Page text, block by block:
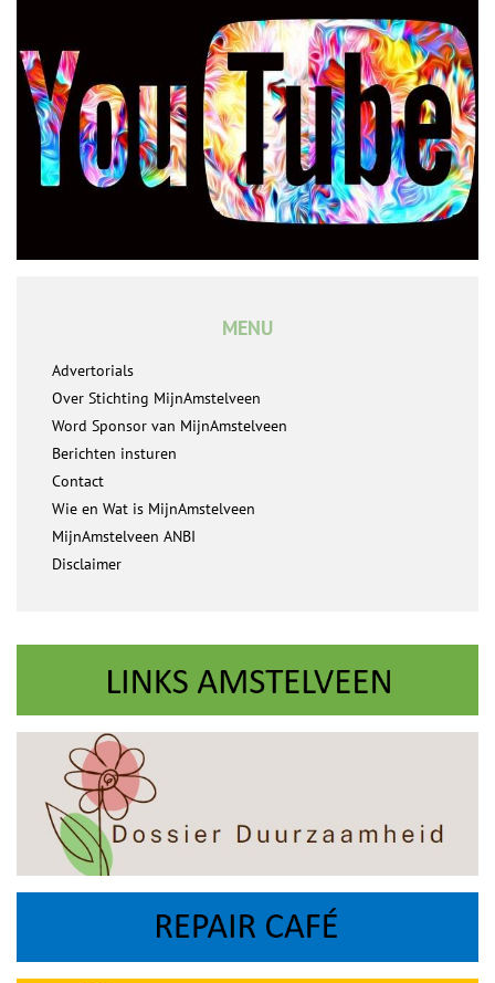
MENU
Advertorials
Over Stichting MijnAmstelveen
Word Sponsor van MijnAmstelveen
Berichten insturen
Contact
Wie en Wat is MijnAmstelveen
MijnAmstelveen ANBI
Disclaimer